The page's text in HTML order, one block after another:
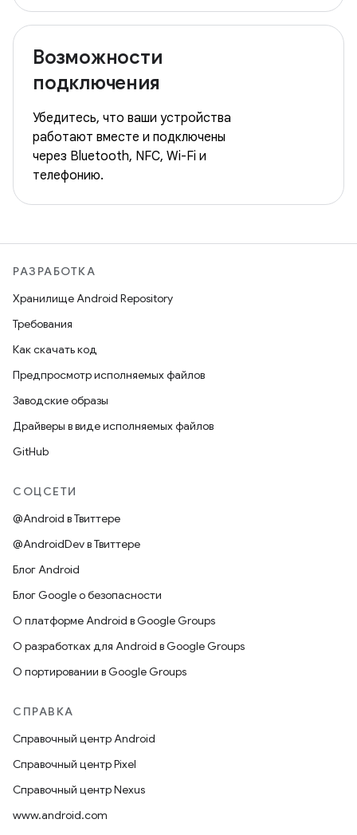
Возможности
подключения
Убедитесь, что ваши устройства
работают вместе и подключены
через Bluetooth, NFC, Wi-Fi и
телефонию.
РАЗРАБОТКА
Хранилище Android Repository
Требования
Как скачать код
Предпросмотр исполняемых файлов
Заводские образы
Драйверы в виде исполняемых файлов
GitHub
СОЦСЕТИ
@Android в Твиттере
@AndroidDev в Твиттере
Блог Android
Блог Google о безопасности
О платформе Android в Google Groups
О разработках для Android в Google Groups
О портировании в Google Groups
СПРАВКА
Справочный центр Android
Справочный центр Pixel
Справочный центр Nexus
www.android.com